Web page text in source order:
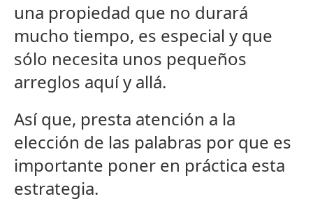
una propiedad que no durará
mucho tiempo, es especial y que
sólo necesita unos pequeños
arreglos aquí y allá.
Así que, presta atención a la
elección de las palabras por que es
importante poner en práctica esta
estrategia.